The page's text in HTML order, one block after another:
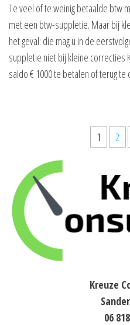
Te veel of te weinig betaalde btw
met een btw-suppletie. Maar bij
het geval: die mag u in de
suppletie niet bij kleine
saldo € 1000 te betalen of terug
paginering
1 2
Kreuze
06